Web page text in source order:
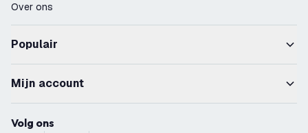
Over ons
Populair
Mijn account
Volg ons